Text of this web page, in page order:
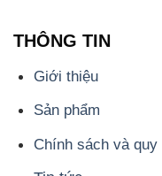
Chính sách và quy
Tin tức
Liên hệ